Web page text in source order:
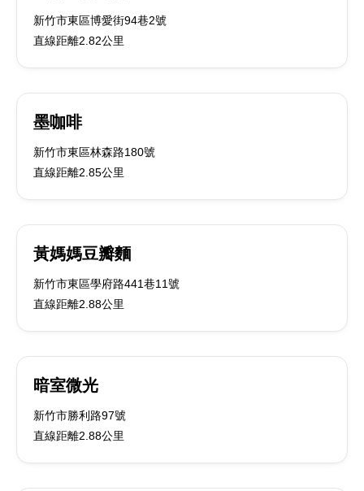
新竹市東區博愛街94巷2號
直線距離2.82公里
墨咖啡
新竹市東區林森路180號
直線距離2.85公里
黃媽媽豆瓣麵
新竹市東區學府路441巷11號
直線距離2.88公里
暗室微光
新竹市勝利路97號
直線距離2.88公里